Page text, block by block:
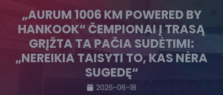
„AURUM 1006 KM POWERED BY
HANKOOK“ ČEMPIONAI Į TRASĄ
GRĮŽTA TA PAČIA SUDĖTIMI:
„NEREIKIA TAISYTI TO, KAS NĖRA
SUGEDĘ“
2026-06-18